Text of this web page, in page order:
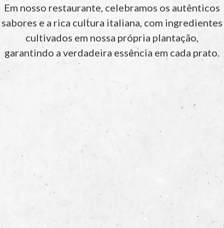
Em nosso restaurante, celebramos os autênticos
sabores e a rica cultura italiana, com ingredientes
cultivados em nossa própria plantação,
garantindo a verdadeira essência em cada prato.